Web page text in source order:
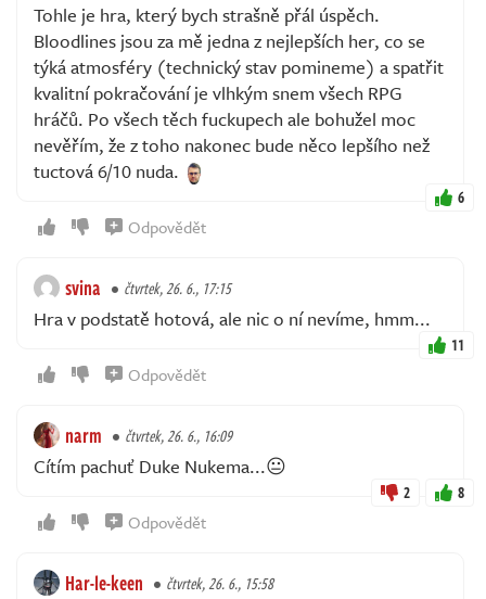
Tohle je hra, který bych strašně přál úspěch.
Bloodlines jsou za mě jedna z nejlepších her, co se
týká atmosféry (technický stav pomineme) a spatřit
kvalitní pokračování je vlhkým snem všech RPG
hráčů. Po všech těch fuckupech ale bohužel moc
nevěřím, že z toho nakonec bude něco lepšího než
tuctová 6/10 nuda.
6
Odpovědět
svina čtvrtek, 26. 6., 17:15
Hra v podstatě hotová, ale nic o ní nevíme, hmm...
11
Odpovědět
narm čtvrtek, 26. 6., 16:09
Cítím pachuť Duke Nukema...😐
2 8
Odpovědět
Har-le-keen čtvrtek, 26. 6., 15:58